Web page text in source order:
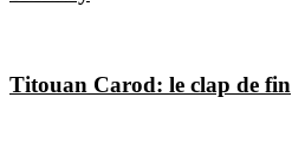
Titouan Carod: le clap de fin